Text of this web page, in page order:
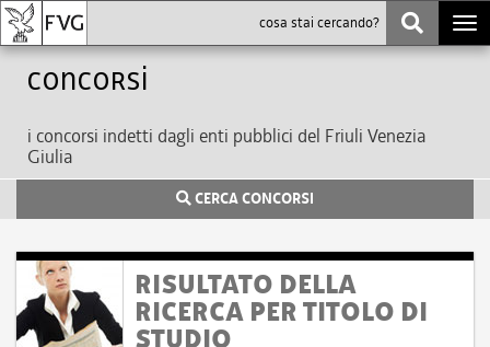
Concorsi
i concorsi indetti dagli enti pubblici del Friuli Venezia
Giulia
CERCA CONCORSI
RISULTATO DELLA
RICERCA PER TITOLO DI